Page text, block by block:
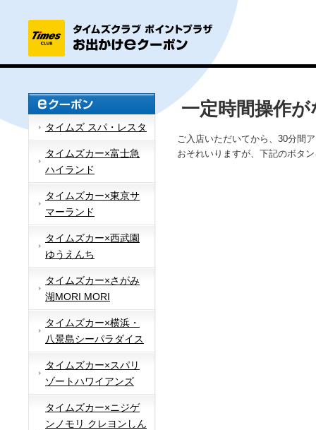
タイムズ スパ・レスタ
タイムズカー×富士急
ハイランド
タイムズカー×東京サ
マーランド
タイムズカー×西武園
ゆうえんち
タイムズカー×さがみ
湖MORI MORI
タイムズカー×横浜・
八景島シーパラダイス
タイムズカー×スパリ
ゾートハワイアンズ
タイムズカー×ニジゲ
ンノモリ クレヨンしん
一定時間操作
ご入店いただいてから、30分間
おそれいりますが、下記のボタ